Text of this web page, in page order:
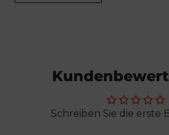
Schreiben Sie die erste